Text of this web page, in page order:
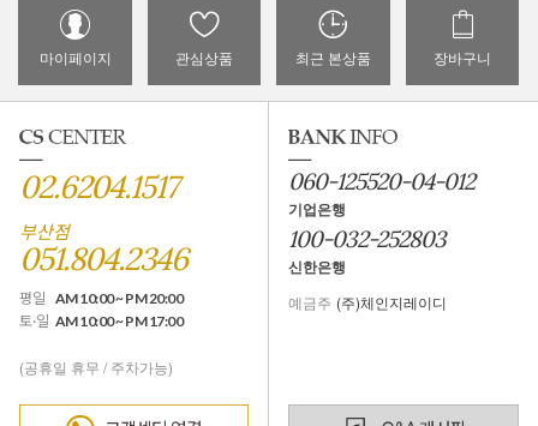
마이페이지 관심상품 최근 본상품 장바구니
02.6204.1517
부산점
051.804.2346
평일 AM 10:00 ~ PM 20:00
토·일 AM 10:00 ~ PM 17:00
(공휴일 휴무 / 주차가능)
060-125520-04-012
기업은행
100-032-252803
신한은행
예금주 (주)체인지레이디